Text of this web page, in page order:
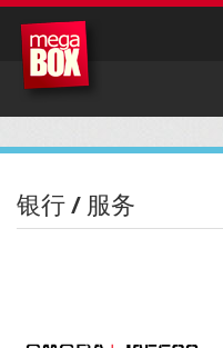
银行 / 服务